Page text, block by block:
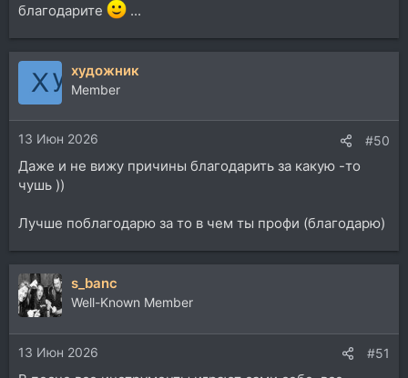
благодарите
...
художник
Member
13 Июн 2026 #50
Даже и не вижу причины благодарить за какую -то
чушь ))
Лучше поблагодарю за то в чем ты профи (благодарю)
s_banc
Well-Known Member
13 Июн 2026 #51